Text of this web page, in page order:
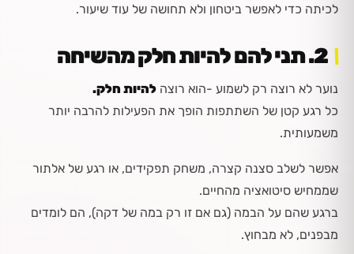
לכיתה כדי לאפשר ביטחון ולא תחושה של עוד שיעור.
2. תני להם להיות חלק מהשיחה
נוער לא רוצה רק לשמוע -הוא רוצה להיות חלק.
כל רגע קטן של השתתפות הופך את הפעילות להרבה יותר
משמעותית.
אפשר לשלב סצנה קצרה, משחק תפקידים, או רגע של אלתור
שממחיש סיטואציה מהחיים.
ברגע שהם על הבמה (גם אם זו רק במה של דקה), הם לומדים
מבפנים, לא מבחוץ.